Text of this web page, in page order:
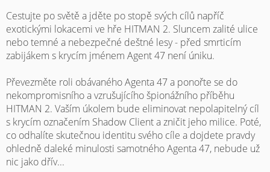
Cestujte po světě a jděte po stopě svých cílů napříč
exotickými lokacemi ve hře HITMAN 2. Sluncem zalité ulice
nebo temné a nebezpečné deštné lesy - před smrticím
zabijákem s krycím jménem Agent 47 není úniku.
Převezměte roli obávaného Agenta 47 a ponořte se do
nekompromisního a vzrušujícího špionážního příběhu
HITMAN 2. Vaším úkolem bude eliminovat nepolapitelný cíl
s krycím označením Shadow Client a zničit jeho milice. Poté,
co odhalíte skutečnou identitu svého cíle a dojdete pravdy
ohledně daleké minulosti samotného Agenta 47, nebude už
nic jako dřív...